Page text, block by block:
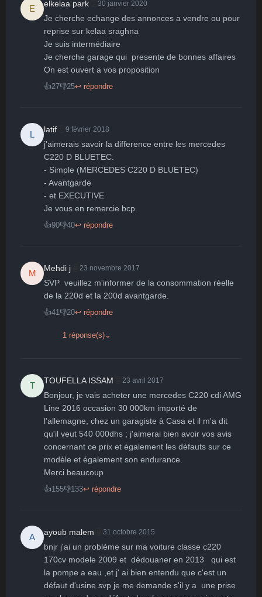
🤩
Parfait
👏
Bravo
😄
😮
Surpris
😞 😠
Enervé
😨
E
elkelaa park 30 janvier 2020
Je cherche echange des annonces a vendre ou pour
reprise sur kelaa sraghna
Je suis intermédiaire
Je cherche garage qui  presente de bonnes affaires
On est ouvert a vos proposition
👍27👎25↩ répondre
L
latif 9 février 2018
j'aimerais savoir la difference entre les mercedes
C220 D BLUETEC:
- Simple (MERCEDES C220 D BLUETEC)
- Avantgarde
- et EXECUTIVE
Je vous en remercie bcp.
👍90👎40↩ répondre
M
Mehdi j 23 novembre 2017
SVP  veuillez m'informer de la consommation réelle
de la 220d et la 200d avantgarde.
👍41👎20↩ répondre
1 réponse(s) ⌄
T
TOUFELLA ISSAM 23 avril 2017
Bonjour, je vais acheter une mercedes C220 cdi AMG
Line 2016 occasion 30 000km importé de
l'allemagne, chez un garagiste à Casa et il m'a dit
qu'il veut 540 000dhs ; j'aimerai bien avoir vos avis
concernant ce prix et également les défauts sur ce
modèle et également son endurance.
Merci beaucoup
👍155👎133↩ répondre
A
ayoub malem 31 octobre 2015
bnjr j'ai un problème sur ma voiture classe c220
170cv modele 2009 et  dédouaner en 2013   qui est
la pompe a eau ,et j' ai bien entendu que c'est un
défaut d'usine svp je me demande s'il y a  une prise